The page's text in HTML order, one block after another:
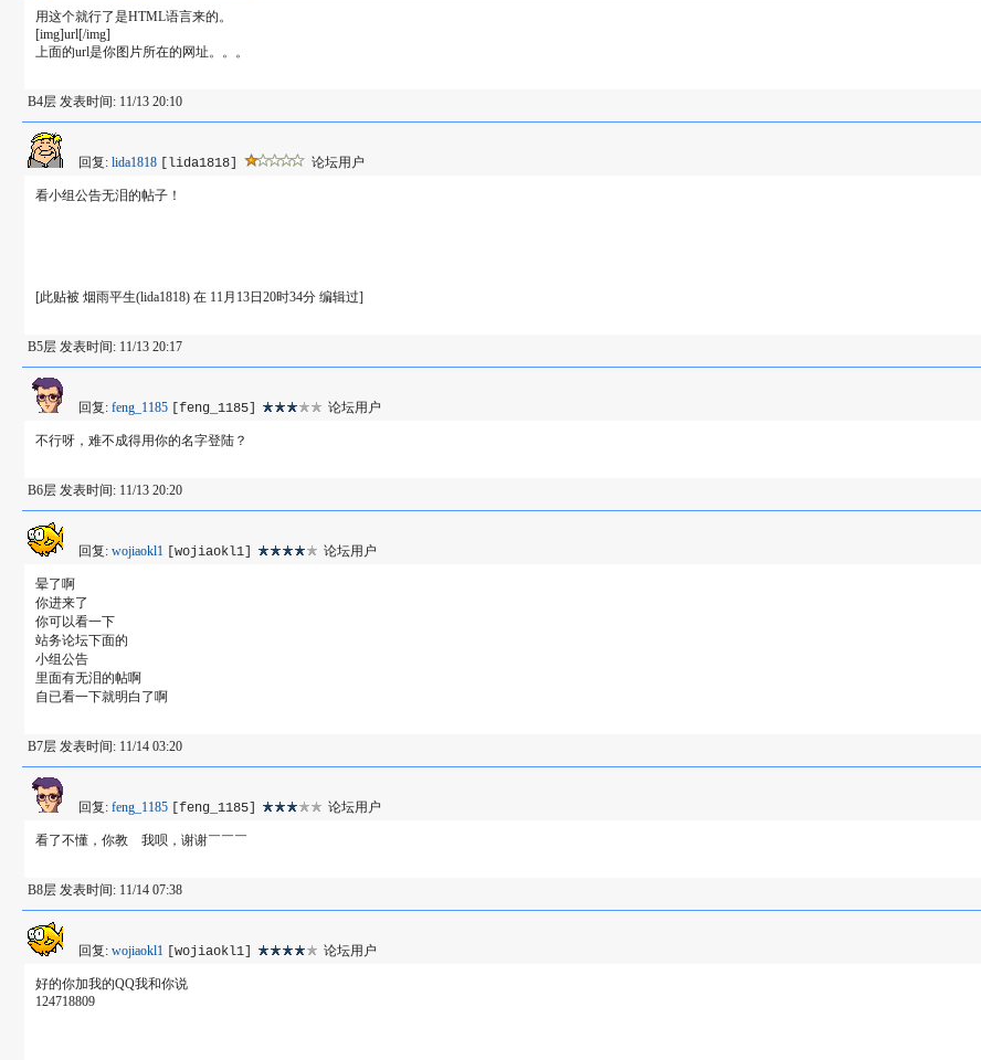
用这个就行了是HTML语言来的。
[img]url[/img]
上面的url是你图片所在的网址。。。
B4层 发表时间: 11/13 20:10
回复: lida1818 [lida1818] 论坛用户
看小组公告无泪的帖子！
[此贴被 烟雨平生(lida1818) 在 11月13日20时34分 编辑过]
B5层 发表时间: 11/13 20:17
回复: feng_1185 [feng_1185] 论坛用户
不行呀，难不成得用你的名字登陆？
B6层 发表时间: 11/13 20:20
回复: wojiaokl1 [wojiaokl1] 论坛用户
晕了啊
你进来了
你可以看一下
站务论坛下面的
小组公告
里面有无泪的帖啊
自已看一下就明白了啊
B7层 发表时间: 11/14 03:20
回复: feng_1185 [feng_1185] 论坛用户
看了不懂，你教 我呗，谢谢￣￣￣
B8层 发表时间: 11/14 07:38
回复: wojiaokl1 [wojiaokl1] 论坛用户
好的你加我的QQ我和你说
124718809